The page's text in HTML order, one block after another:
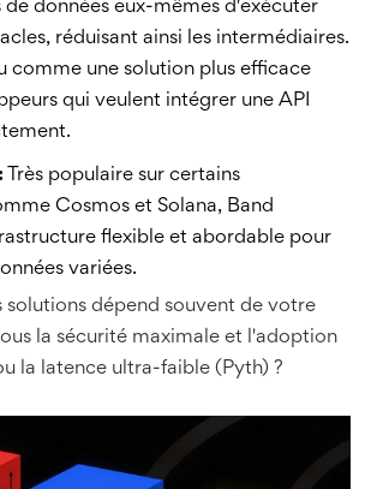
de données eux-mêmes d'exécuter
réduisant ainsi les intermédiaires.
comme une solution plus efficace
qui veulent intégrer une API
Très populaire sur certains
Cosmos et Solana, Band
flexible et abordable pour
variées.
solutions dépend souvent de votre
la sécurité maximale et l'adoption
la latence ultra-faible (Pyth) ?